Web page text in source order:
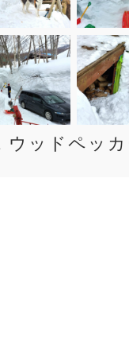
ウッドペッ